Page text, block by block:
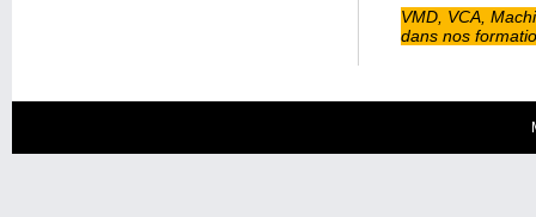
VMD, VCA,
dans nos